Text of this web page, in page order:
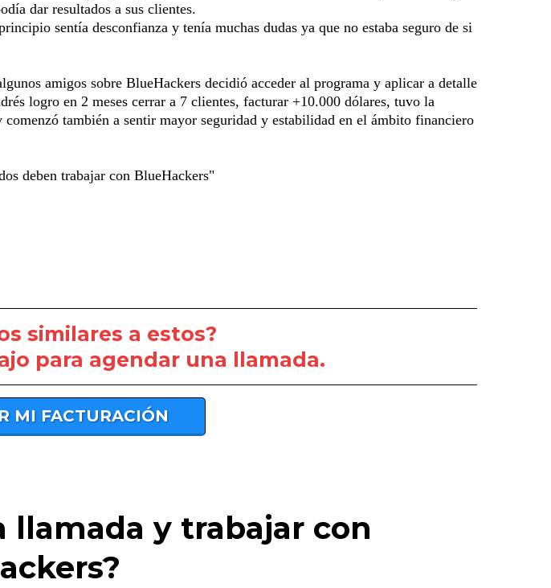
dar resultados a sus clientes.
sentía desconfianza y tenía muchas dudas ya que no estaba seguro de si
amigos sobre BlueHackers decidió acceder al programa y aplicar a detalle
logro en 2 meses cerrar a 7 clientes, facturar +10.000 dólares, tuvo la
también a sentir mayor seguridad y estabilidad en el ámbito financiero
deben trabajar con BlueHackers"
similares a estos?
para agendar una llamada.
MI FACTURACIÓN
llamada y trabajar con